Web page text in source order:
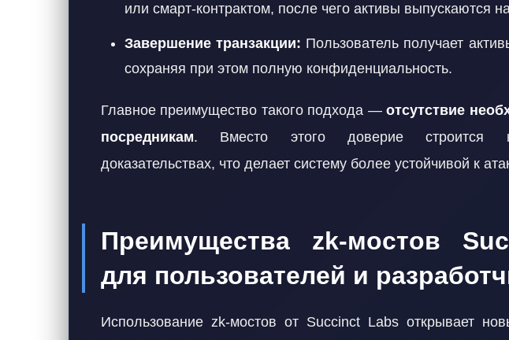
или смарт-контрактом, после чего активы выпускаются
Завершение транзакции: Пользователь получает
сохраняя при этом полную конфиденциальность.
Главное преимущество такого подхода —отсутствие
посредникам. Вместо этого доверие строится
доказательствах, что делает систему более устойчивой к
Преимущества zk-мостов
для пользователей и
Использование zk-мостов от Succinct Labs открывает